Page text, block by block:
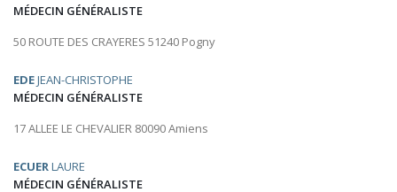
MÉDECIN GÉNÉRALISTE
50 ROUTE DES CRAYERES 51240 Pogny
EDEJEAN-CHRISTOPHE
MÉDECIN GÉNÉRALISTE
17 ALLEE LE CHEVALIER 80090 Amiens
ECUERLAURE
MÉDECIN GÉNÉRALISTE